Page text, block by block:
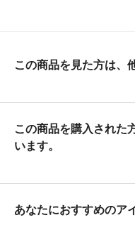
この商品を見た方は、
この商品を購入された
います。
あなたにおすすめのア